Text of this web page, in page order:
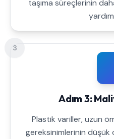
taşıma süreçlerinin
3
Adım 3:
Plastik variller, uzun
gereksinimlerinin düşük